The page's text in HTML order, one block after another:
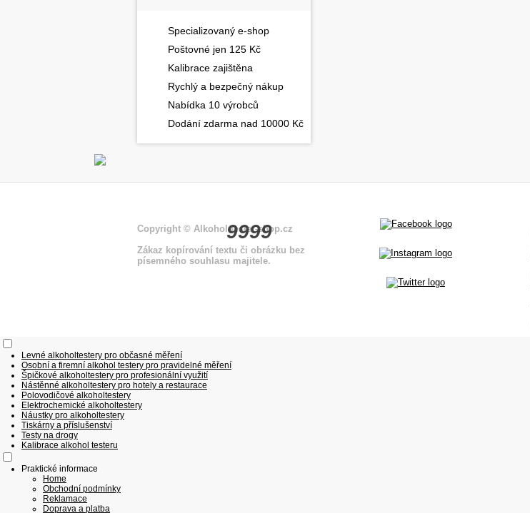
Specializovaný e-shop
Poštovné jen 125 Kč
Kalibrace zajištěna
Rychlý a bezpečný nákup
Nabídka 10 výrobců
Dodání zdarma nad 10000 Kč
9999
Copyright © Alkohol-tester-shop.cz
Zákaz kopírování textu či obrázku bez
písemného souhlasu majitele.
Levné alkoholtestery pro občasné měření
Osobní a firemní alkohol testery pro pravidelné měření
Špičkové alkoholtestery pro profesionální využití
Nástěnné alkoholtestery pro hotely a restaurace
Polovodičové alkoholtestery
Elektrochemické alkoholtestery
Náustky pro alkoholtestery
Tiskárny a příslušenství
Testy na drogy
Kalibrace alkohol testeru
Praktické informace
Home
Obchodní podmínky
Reklamace
Doprava a platba